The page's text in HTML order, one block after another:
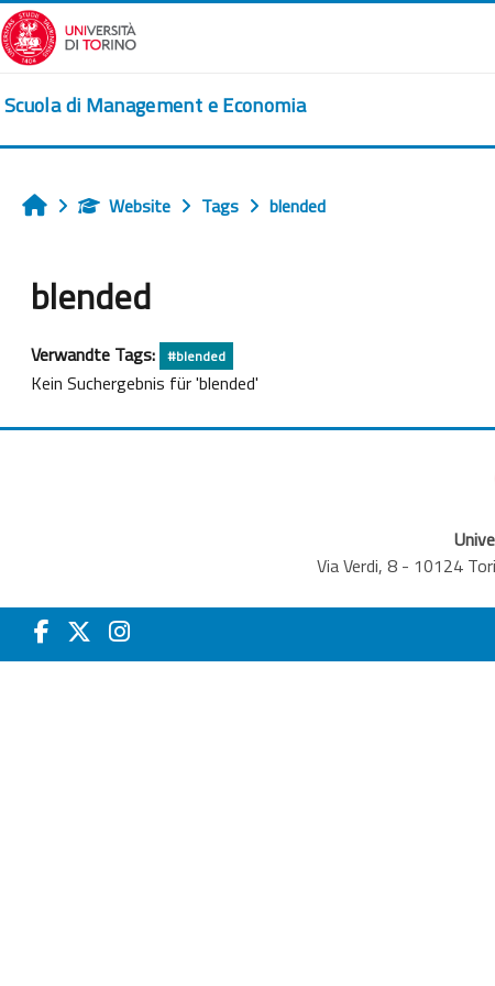
Zum Hauptinhalt
Scuola di Management e Economia
Startseite
Website Tags blended
blended
Verwandte Tags: #blended
Kein Suchergebnis für 'blended'
Via Verdi, 8 - 10124